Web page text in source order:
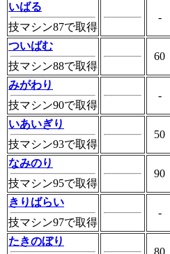
いばる
技マシン87で取得
-
ついばむ
技マシン88で取得
60
みがわり
技マシン90で取得
-
いあいぎり
技マシン93で取得
50
なみのり
技マシン95で取得
90
きりばらい
技マシン97で取得
-
たきのぼり